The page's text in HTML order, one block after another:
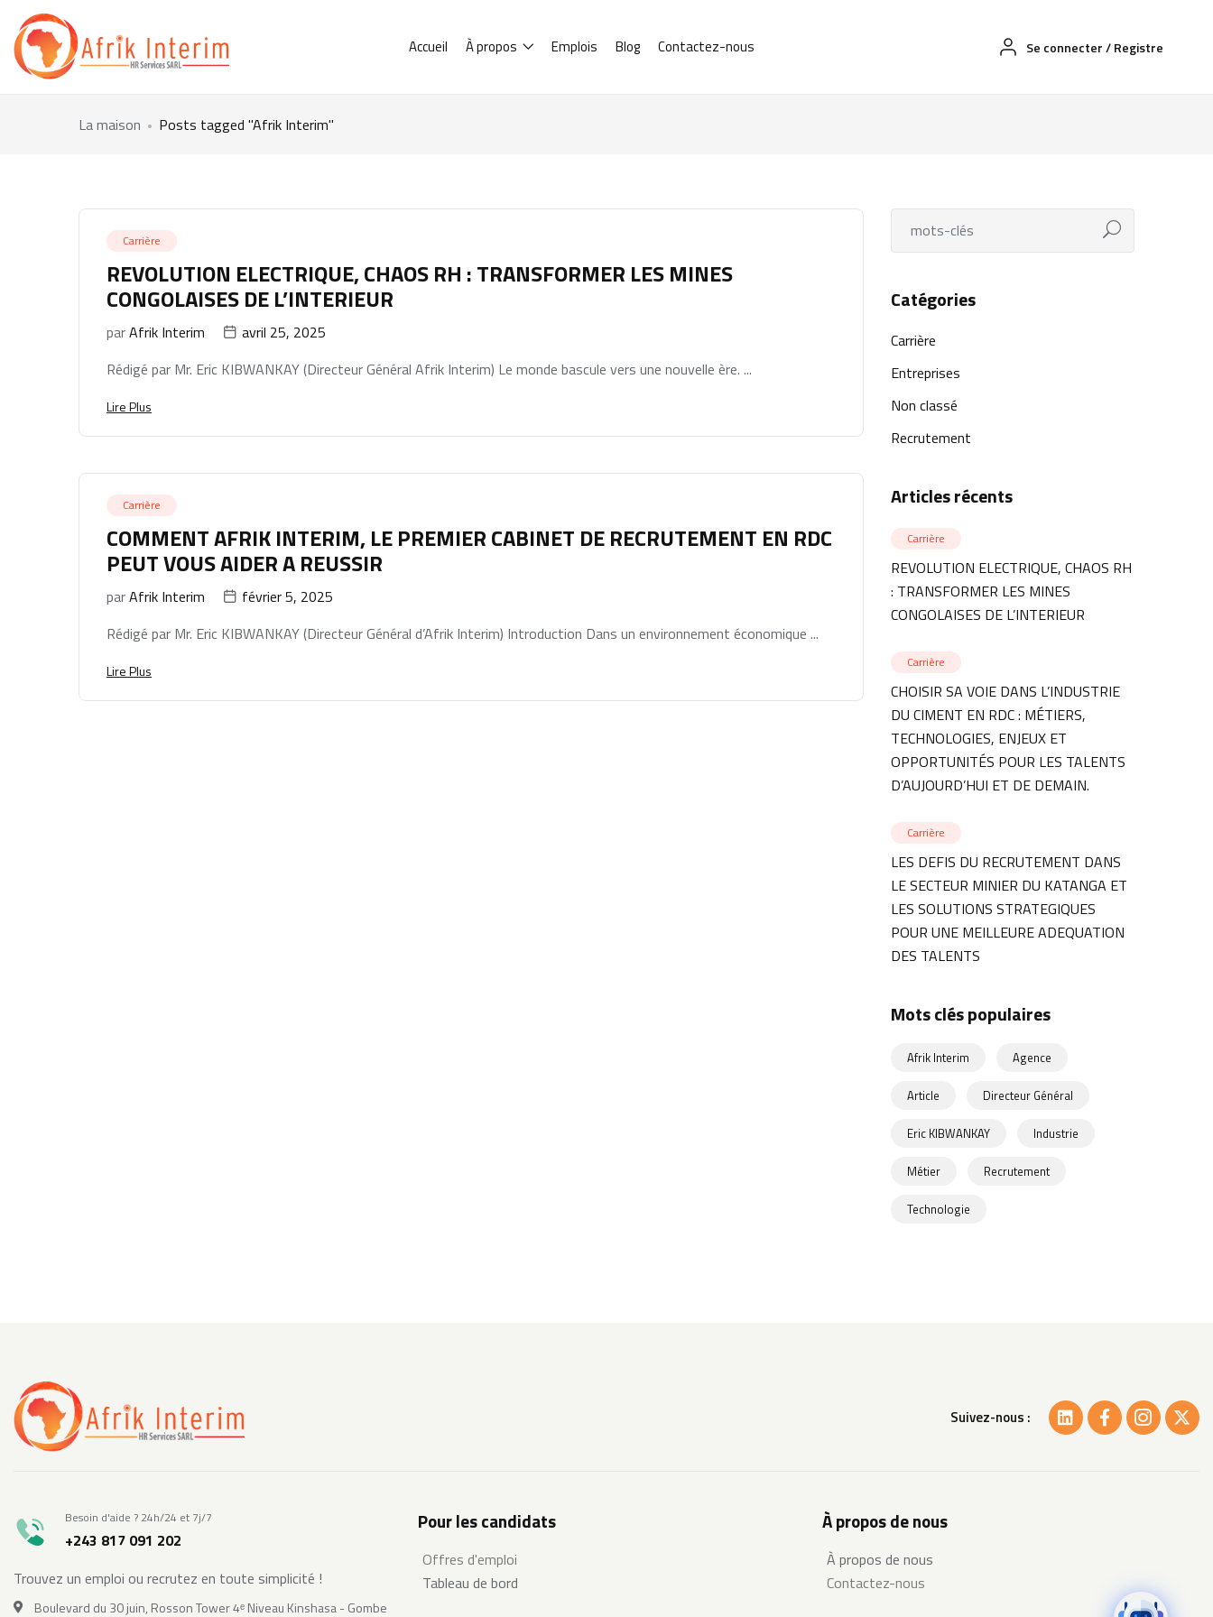
Accueil À propos Emplois Blog Contactez-nous Se connecter/Registre
La maison Posts tagged "Afrik Interim"
Carrière
REVOLUTION ELECTRIQUE, CHAOS RH : TRANSFORMER LES MINES
CONGOLAISES DE L’INTERIEUR
parAfrik Interim
avril 25, 2025
Rédigé par Mr. Eric KIBWANKAY (Directeur Général Afrik Interim) Le monde bascule vers une nouvelle ère. ...
Lire Plus
Carrière
COMMENT AFRIK INTERIM, LE PREMIER CABINET DE RECRUTEMENT EN RDC
PEUT VOUS AIDER A REUSSIR
parAfrik Interim
février 5, 2025
Rédigé par Mr. Eric KIBWANKAY (Directeur Général d’Afrik Interim) Introduction Dans un environnement économique ...
Lire Plus
Catégories
Carrière
Entreprises
Non classé
Recrutement
Articles récents
Carrière
REVOLUTION ELECTRIQUE, CHAOS RH
: TRANSFORMER LES MINES
CONGOLAISES DE L’INTERIEUR
Carrière
CHOISIR SA VOIE DANS L’INDUSTRIE
DU CIMENT EN RDC : MÉTIERS,
TECHNOLOGIES, ENJEUX ET
OPPORTUNITÉS POUR LES TALENTS
D’AUJOURD’HUI ET DE DEMAIN.
Carrière
LES DEFIS DU RECRUTEMENT DANS
LE SECTEUR MINIER DU KATANGA ET
LES SOLUTIONS STRATEGIQUES
POUR UNE MEILLEURE ADEQUATION
DES TALENTS
Mots clés populaires
Afrik Interim Agence
Article Directeur Général
Eric KIBWANKAY Industrie
Métier Recrutement
Technologie
Suivez-nous :
Besoin d'aide ? 24h/24 et 7j/7
+243 817 091 202
Trouvez un emploi ou recrutez en toute simplicité !
Boulevard du 30 juin, Rosson Tower 4ᵉ Niveau Kinshasa - Gombe
Pour les candidats
Offres d'emploi
Tableau de bord
À propos de nous
À propos de nous
Contactez-nous